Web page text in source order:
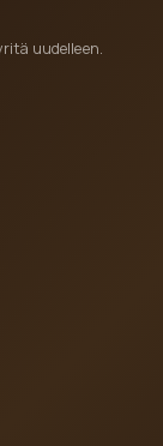
uudelleen.